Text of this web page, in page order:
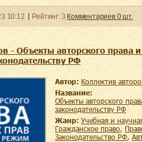
10:12 Рейтинг: 3 Комментариев 0шт.
- Объекты авторского
РФ
Автор:
Коллектив
Название:
Объекты авторского права и смежных прав и их правовой режим по гражданскому
законодательству РФ
Жанр:
учебная и
гражданское право,
законодательство РФ,